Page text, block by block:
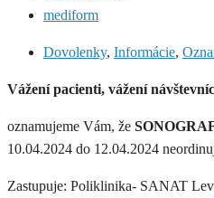
mediform
Dovolenky, Informácie,
Vážení pacienti, vážení
oznamujeme Vám, že
10.04.2024 do 12.04.2024
Zastupuje: Poliklinika- SANAT